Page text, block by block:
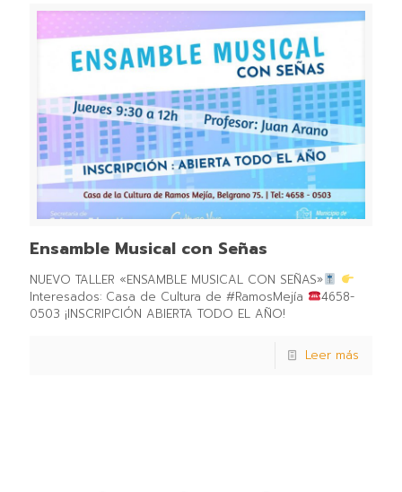
Ensamble Musical con Señas
NUEVO TALLER «ENSAMBLE MUSICAL CON SEÑAS»
Interesados: Casa de Cultura de #RamosMejía
4658-
0503 ¡INSCRIPCIÓN ABIERTA TODO EL AÑO!
Leer más